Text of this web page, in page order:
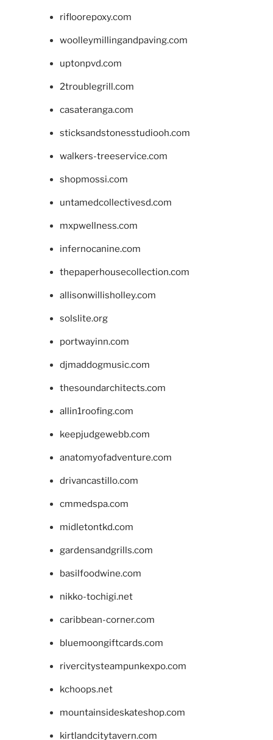
rifloorepoxy.com
woolleymillingandpaving.com
uptonpvd.com
2troublegrill.com
casateranga.com
sticksandstonesstudiooh.com
walkers-treeservice.com
shopmossi.com
untamedcollectivesd.com
mxpwellness.com
infernocanine.com
thepaperhousecollection.com
allisonwillisholley.com
solslite.org
portwayinn.com
djmaddogmusic.com
thesoundarchitects.com
allin1roofing.com
keepjudgewebb.com
anatomyofadventure.com
drivancastillo.com
cmmedspa.com
midletontkd.com
gardensandgrills.com
basilfoodwine.com
nikko-tochigi.net
caribbean-corner.com
bluemoongiftcards.com
rivercitysteampunkexpo.com
kchoops.net
mountainsideskateshop.com
kirtlandcitytavern.com